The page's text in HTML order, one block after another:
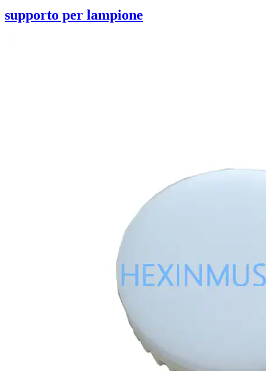
supporto per lampione